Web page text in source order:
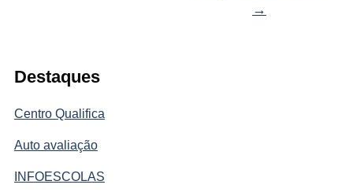
Destaques
Centro Qualifica
Auto avaliação
INFOESCOLAS
→